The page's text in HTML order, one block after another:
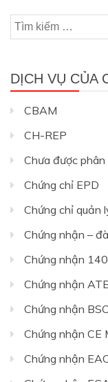
Tìm
kiếm
DỊCH VỤ CỦA
CBAM
CH-REP
Chưa được phân
Chứng chỉ EPD
Chứng chỉ quản
Chứng nhận –
Chứng nhận
Chứng nhận
Chứng nhận
Chứng nhận CE
Chứng nhận